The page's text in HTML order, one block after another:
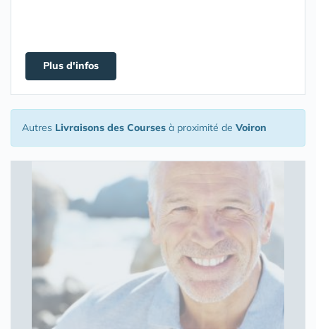
Plus d'infos
Autres Livraisons des Courses à proximité de Voiron